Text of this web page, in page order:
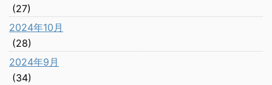
(27)
2024年10月
(28)
2024年9月
(34)